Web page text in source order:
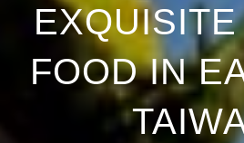
FOOD IN